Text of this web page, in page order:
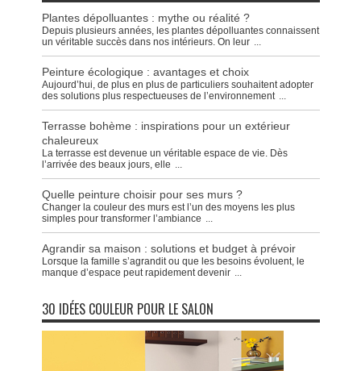
Plantes dépolluantes : mythe ou réalité ?
Depuis plusieurs années, les plantes dépolluantes connaissent
un véritable succès dans nos intérieurs. On leur ...
Peinture écologique : avantages et choix
Aujourd’hui, de plus en plus de particuliers souhaitent adopter
des solutions plus respectueuses de l’environnement ...
Terrasse bohème : inspirations pour un extérieur
chaleureux
La terrasse est devenue un véritable espace de vie. Dès
l’arrivée des beaux jours, elle ...
Quelle peinture choisir pour ses murs ?
Changer la couleur des murs est l’un des moyens les plus
simples pour transformer l’ambiance ...
Agrandir sa maison : solutions et budget à prévoir
Lorsque la famille s’agrandit ou que les besoins évoluent, le
manque d’espace peut rapidement devenir ...
30 IDÉES COULEUR POUR LE SALON